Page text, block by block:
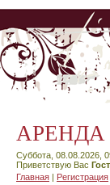
Суббота, 08.08.2026,
Приветствую Вас
Главная | Регистрация